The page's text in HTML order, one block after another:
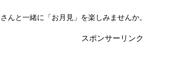
んと一緒に「お月見」を楽しみませんか。
スポンサーリンク